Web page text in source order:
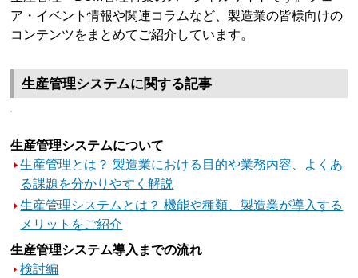
ア・イベント情報や関連コラムなど、製造業の皆様向けの
コンテンツをまとめてご紹介しています。
生産管理システムに関する記事
生産管理システムについて
生産管理とは？ 製造業における目的や業務内容、よくあ
る課題を分かりやすく解説
生産管理システムとは？ 機能や種類、製造業が導入する
メリットをご紹介
生産管理システム導入までの流れ
検討編